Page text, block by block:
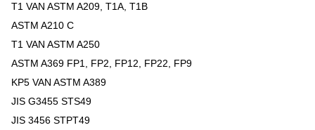
T1 VAN ASTM A209, T1A, T1B
ASTM A210 C
T1 VAN ASTM A250
ASTM A369 FP1, FP2, FP12, FP22, FP9
KP5 VAN ASTM A389
JIS G3455 STS49
JIS 3456 STPT49